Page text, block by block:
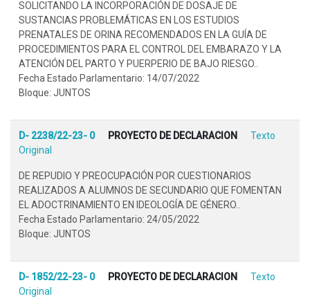
SOLICITANDO LA INCORPORACIÓN DE DOSAJE DE
SUSTANCIAS PROBLEMÁTICAS EN LOS ESTUDIOS
PRENATALES DE ORINA RECOMENDADOS EN LA GUÍA DE
PROCEDIMIENTOS PARA EL CONTROL DEL EMBARAZO Y LA
ATENCIÓN DEL PARTO Y PUERPERIO DE BAJO RIESGO..
Fecha Estado Parlamentario: 14/07/2022
Bloque: JUNTOS
D- 2238/22-23- 0 PROYECTO DE DECLARACION
Texto
Original
DE REPUDIO Y PREOCUPACIÓN POR CUESTIONARIOS
REALIZADOS A ALUMNOS DE SECUNDARIO QUE FOMENTAN
EL ADOCTRINAMIENTO EN IDEOLOGÍA DE GÉNERO..
Fecha Estado Parlamentario: 24/05/2022
Bloque: JUNTOS
D- 1852/22-23- 0 PROYECTO DE DECLARACION
Texto
Original